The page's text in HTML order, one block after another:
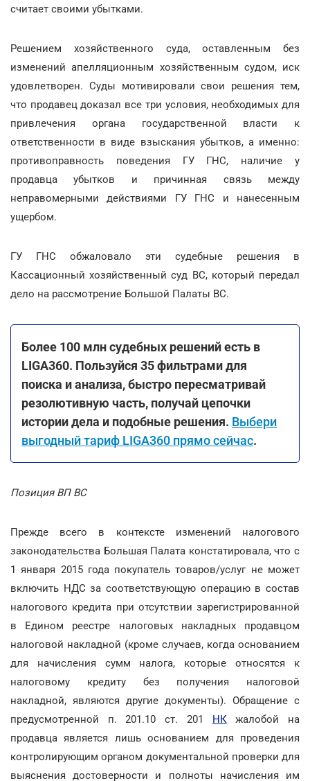
считает своими убытками.
Решением хозяйственного суда, оставленным без
изменений апелляционным хозяйственным судом, иск
удовлетворен. Суды мотивировали свои решения тем,
что продавец доказал все три условия, необходимых для
привлечения органа государственной власти к
ответственности в виде взыскания убытков, а именно:
противоправность поведения ГУ ГНС, наличие у
продавца убытков и причинная связь между
неправомерными действиями ГУ ГНС и нанесенным
ущербом.
ГУ ГНС обжаловало эти судебные решения в
Кассационный хозяйственный суд ВС, который передал
дело на рассмотрение Большой Палаты ВС.
Более 100 млн судебных решений есть в
LIGA360. Пользуйся 35 фильтрами для
поиска и анализа, быстро пересматривай
резолютивную часть, получай цепочки
истории дела и подобные решения. Выбери
выгодный тариф LIGA360 прямо сейчас.
Позиция ВП ВС
Прежде всего в контексте изменений налогового
законодательства Большая Палата констатировала, что с
1 января 2015 года покупатель товаров/услуг не может
включить НДС за соответствующую операцию в состав
налогового кредита при отсутствии зарегистрированной
в Едином реестре налоговых накладных продавцом
налоговой накладной (кроме случаев, когда основанием
для начисления сумм налога, которые относятся к
налоговому кредиту без получения налоговой
накладной, являются другие документы). Обращение с
предусмотренной п. 201.10 ст. 201 НКжалобой на
продавца является лишь основанием для проведения
контролирующим органом документальной проверки для
выяснения достоверности и полноты начисления им